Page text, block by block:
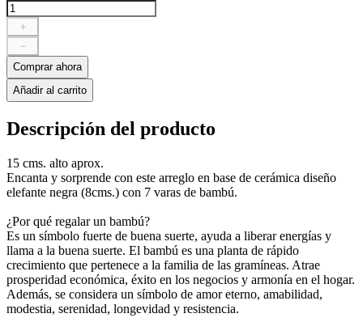
＋
－
Comprar ahora
Añadir al carrito
Descripción del producto
15 cms. alto aprox.
Encanta y sorprende con este arreglo en base de cerámica diseño
elefante negra (8cms.) con 7 varas de bambú.
¿Por qué regalar un bambú?
Es un símbolo fuerte de buena suerte, ayuda a liberar energías y
llama a la buena suerte. El bambú es una planta de rápido
crecimiento que pertenece a la familia de las gramíneas. Atrae
prosperidad económica, éxito en los negocios y armonía en el hogar.
Además, se considera un símbolo de amor eterno, amabilidad,
modestia, serenidad, longevidad y resistencia.